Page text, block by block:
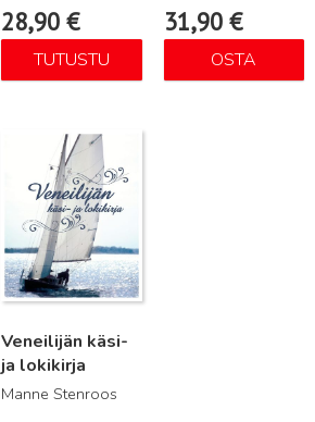
28,90€
TUTUSTU
31,90 €
OSTA
Veneilijän käsi-
ja lokikirja
Manne Stenroos